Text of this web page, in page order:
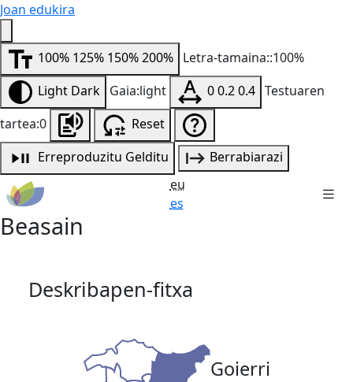
Joan edukira
100% 125% 150%200% Letra-tamaina::100%
Light Dark Gaia:light 00.20.4 Testuaren
tartea:0
Reset
Erreproduzitu Gelditu
Berrabiarazi
eu
es
Beasain
Deskribapen-fitxa
Goierri